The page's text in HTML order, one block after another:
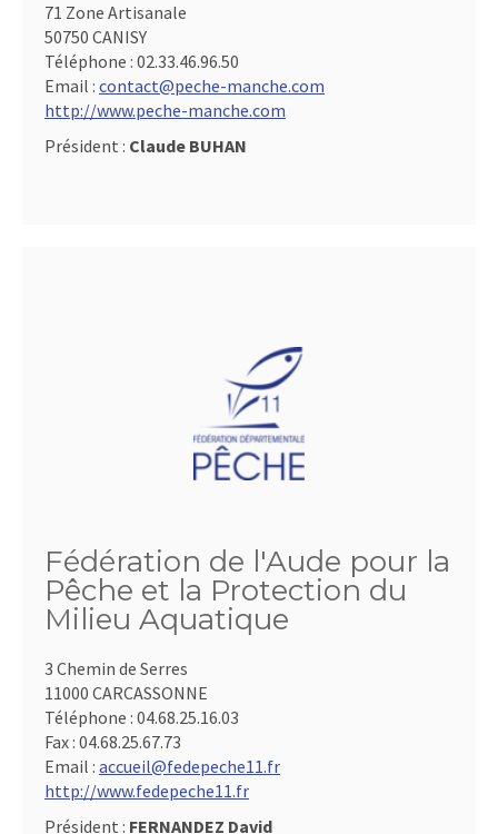
71 Zone Artisanale
50750 CANISY
Téléphone : 02.33.46.96.50
Email : contact@peche-manche.com
http://www.peche-manche.com
Président : Claude BUHAN
Fédération de l'Aude pour la
Pêche et la Protection du
Milieu Aquatique
3 Chemin de Serres
11000 CARCASSONNE
Téléphone : 04.68.25.16.03
Fax : 04.68.25.67.73
Email : accueil@fedepeche11.fr
http://www.fedepeche11.fr
Président : FERNANDEZ David